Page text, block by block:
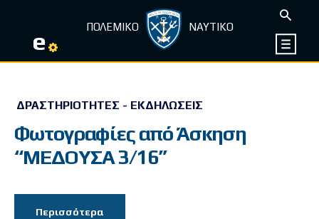
e ΠΟΛΕΜΙΚΟ ΝΑΥΤΙΚΟ
ΔΡΑΣΤΗΡΙΌΤΗΤΕΣ - ΕΚΔΗΛΏΣΕΙΣ
Φωτογραφίες από Άσκηση
“ΜΕΔΟΥΣΑ 3/16”
Περισσότερα